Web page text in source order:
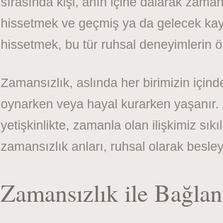
hissetmek ve geçmiş ya da gelecek
hissetmek, bu tür ruhsal deneyimlerin
Zamansızlık, aslında her birimizin
oynarken veya hayal kurarken
yetişkinlikte, zamanla olan ilişkimiz
zamansızlık anları, ruhsal olarak
Zamansızlık ile